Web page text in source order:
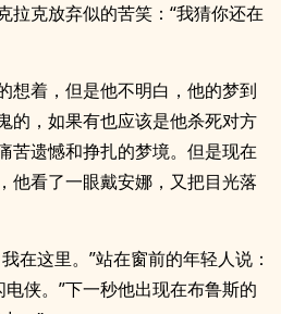
拉克放弃似的苦笑：“我猜你还在
想着，但是他不明白，他的梦到
的，如果有也应该是他杀死对方
苦遗憾和挣扎的梦境。但是现在
他看了一眼戴安娜，又把目光落
在这里。”站在窗前的年轻人说：
侠。”下一秒他出现在布鲁斯的